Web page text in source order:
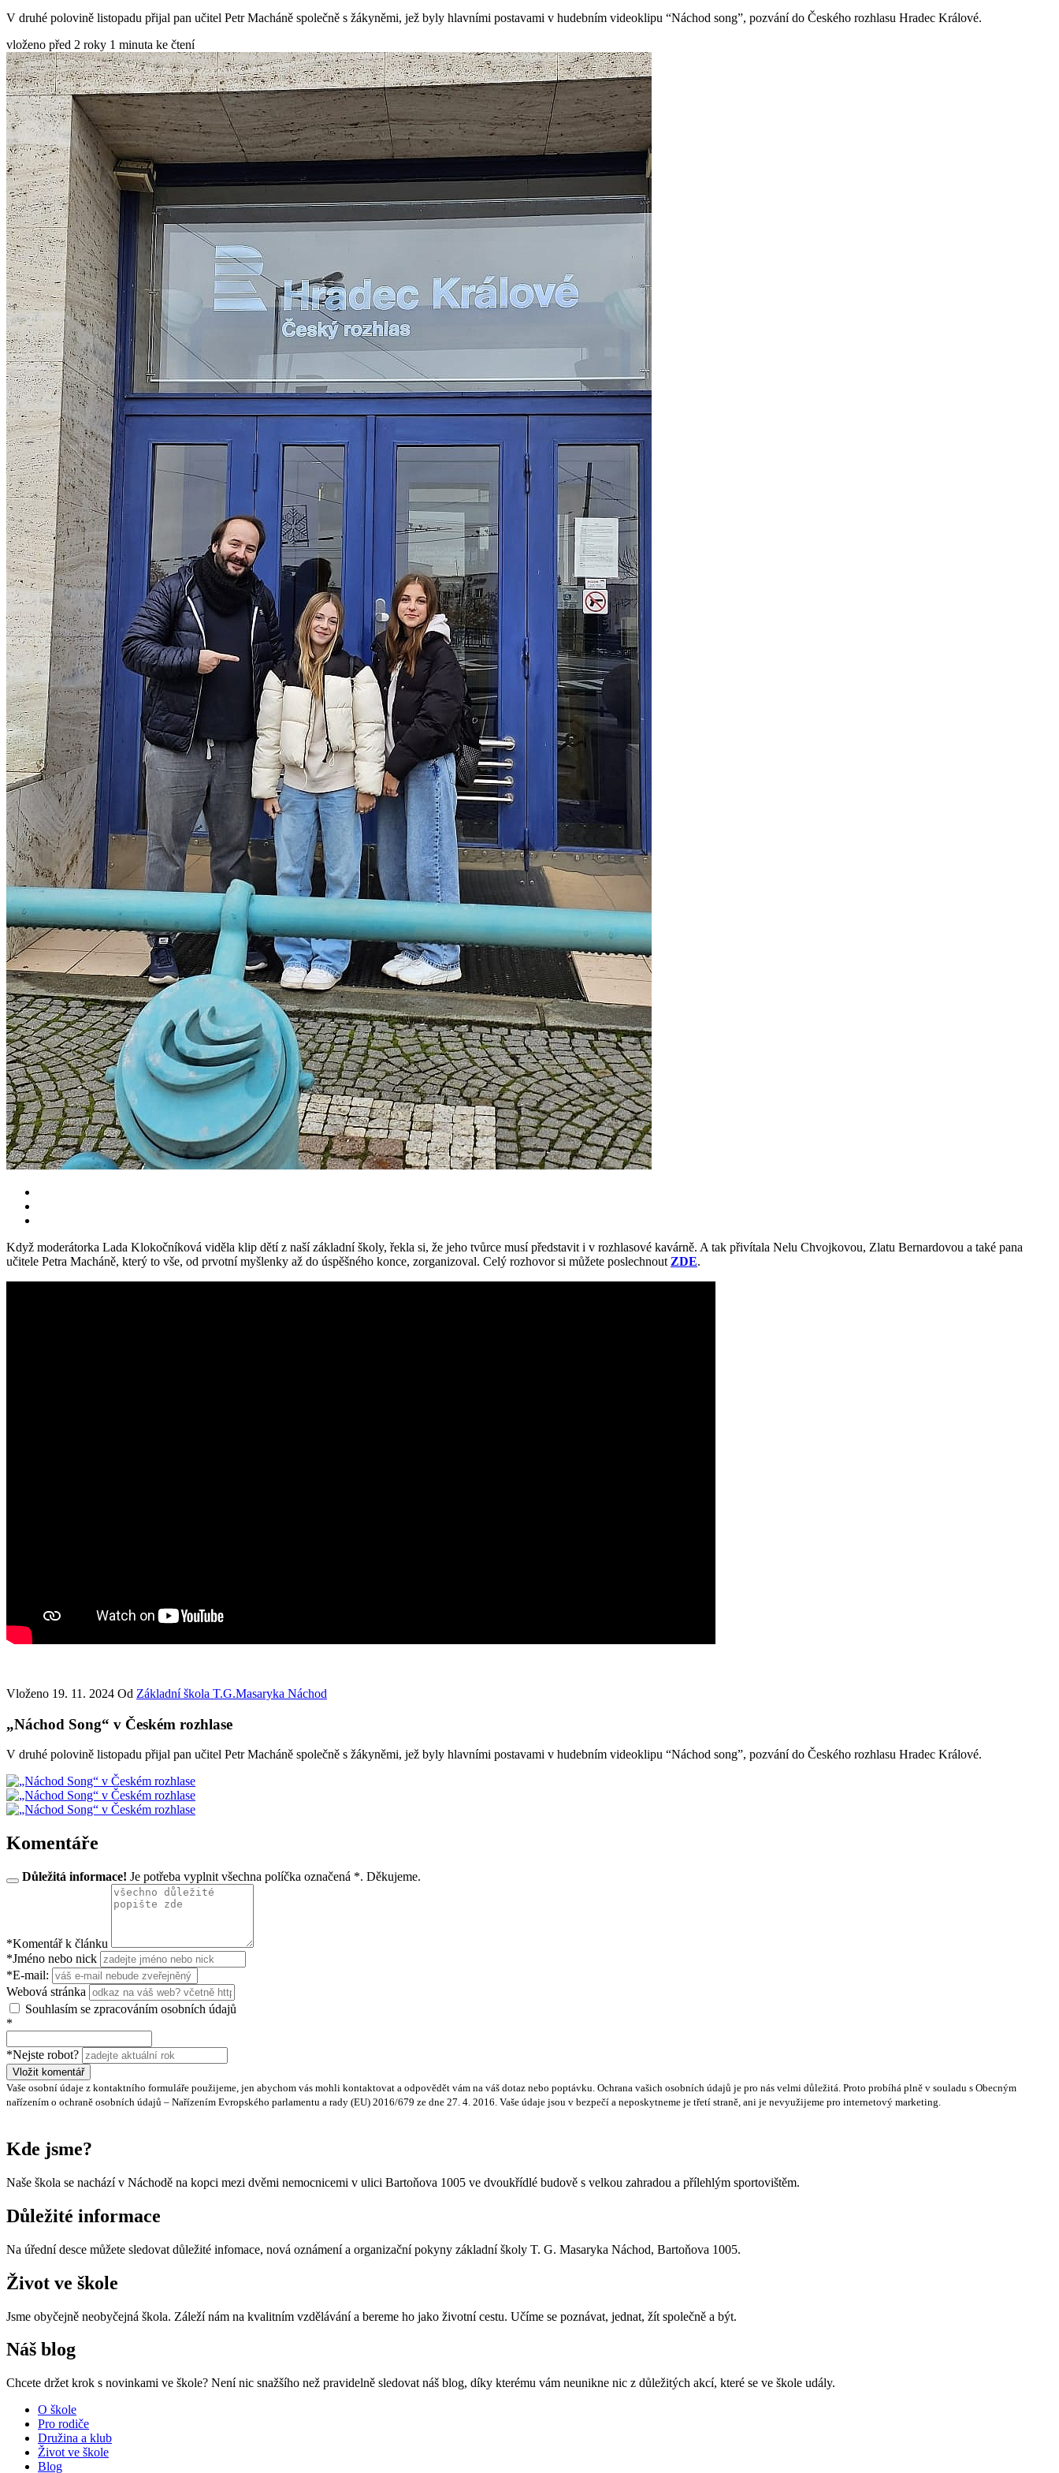
V druhé polovině listopadu přijal pan učitel Petr Macháně společně s žákyněmi, jež byly hlavními postavami v hudebním videoklipu “Náchod song”, pozvání do Českého rozhlasu Hradec Králové.
vloženo před 2 roky 1 minuta ke čtení
Když moderátorka Lada Klokočníková viděla klip dětí z naší základní školy, řekla si, že jeho tvůrce musí představit i v rozhlasové kavárně. A tak přivítala Nelu Chvojkovou, Zlatu Bernardovou a také pana
učitele Petra Macháně, který to vše, od prvotní myšlenky až do úspěšného konce, zorganizoval. Celý rozhovor si můžete poslechnout ZDE.
Vloženo 19. 11. 2024 Od Základní škola T.G.Masaryka Náchod
„Náchod Song“ v Českém rozhlase
V druhé polovině listopadu přijal pan učitel Petr Macháně společně s žákyněmi, jež byly hlavními postavami v hudebním videoklipu “Náchod song”, pozvání do Českého rozhlasu Hradec Králové.
Komentáře
Důležitá informace! Je potřeba vyplnit všechna políčka označená *. Děkujeme.
*Komentář k článku
*Jméno nebo nick
*E-mail:
Webová stránka
Souhlasím se zpracováním osobních údajů
*
*Nejste robot?
Vložit komentář
Vaše osobní údaje z kontaktního formuláře použijeme, jen abychom vás mohli kontaktovat a odpovědět vám na váš dotaz nebo poptávku. Ochrana vašich osobních údajů je pro nás velmi důležitá. Proto probíhá plně v souladu s Obecným
nařízením o ochraně osobních údajů – Nařízením Evropského parlamentu a rady (EU) 2016/679 ze dne 27. 4. 2016. Vaše údaje jsou v bezpečí a neposkytneme je třetí straně, ani je nevyužijeme pro internetový marketing.
Kde jsme?
Naše škola se nachází v Náchodě na kopci mezi dvěmi nemocnicemi v ulici Bartoňova 1005 ve dvoukřídlé budově s velkou zahradou a přílehlým sportovištěm.
Důležité informace
Na úřední desce můžete sledovat důležité infomace, nová oznámení a organizační pokyny základní školy T. G. Masaryka Náchod, Bartoňova 1005.
Život ve škole
Jsme obyčejně neobyčejná škola. Záleží nám na kvalitním vzdělávání a bereme ho jako životní cestu. Učíme se poznávat, jednat, žít společně a být.
Náš blog
Chcete držet krok s novinkami ve škole? Není nic snažšího než pravidelně sledovat náš blog, díky kterému vám neunikne nic z důležitých akcí, které se ve škole udály.
O škole
Pro rodiče
Družina a klub
Život ve škole
Blog